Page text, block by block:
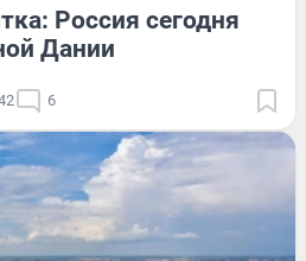
Россия сегодня
Дании
6